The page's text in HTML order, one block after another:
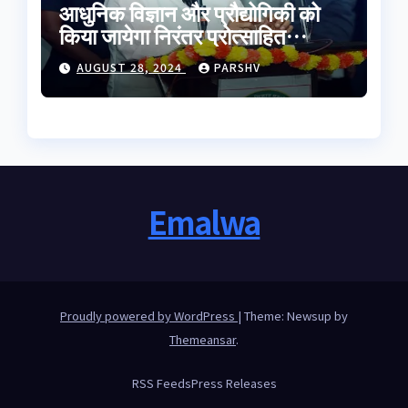
आधुनिक विज्ञान और प्रौद्योगिकी को
किया जायेगा निरंतर प्रोत्साहित
-मुख्यमंत्री डॉ. यादव
AUGUST 28, 2024 PARSHV
Emalwa
Proudly powered by WordPress | Theme: Newsup by
Themeansar.
RSS FeedsPress Releases